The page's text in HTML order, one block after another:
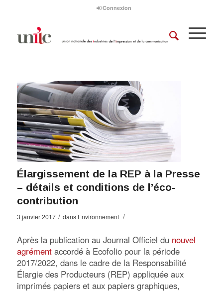
Connexion
Élargissement de la REP à la Presse
– détails et conditions de l’éco-
contribution
3 janvier 2017 / dans Environnement /
Après la publication au Journal Officiel du nouvel
agrémentaccordé à Ecofolio pour la période
2017/2022, dans le cadre de la Responsabilité
Élargie des Producteurs (REP) appliquée aux
imprimés papiers et aux papiers graphiques,